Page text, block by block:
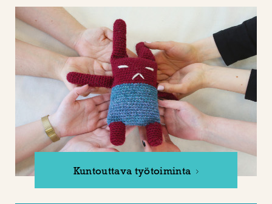
Kuntouttava työtoiminta